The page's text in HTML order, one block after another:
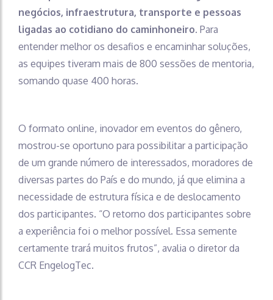
negócios, infraestrutura, transporte e pessoas
ligadas ao cotidiano do caminhoneiro. Para
entender melhor os desafios e encaminhar soluções,
as equipes tiveram mais de 800 sessões de mentoria,
somando quase 400 horas.
O formato online, inovador em eventos do gênero,
mostrou-se oportuno para possibilitar a participação
de um grande número de interessados, moradores de
diversas partes do País e do mundo, já que elimina a
necessidade de estrutura física e de deslocamento
dos participantes. “O retorno dos participantes sobre
a experiência foi o melhor possível. Essa semente
certamente trará muitos frutos”, avalia o diretor da
CCR EngelogTec.